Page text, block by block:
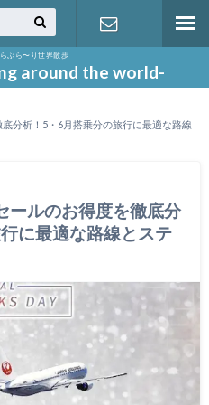
ぶら〜り世界散歩
around the world-
お問い合わ
分析！5・6月搭乗分の旅行に最適な路線
ールのお得度を徹底分
に最適な路線とステ